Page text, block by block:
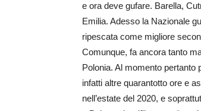
e ora deve gufare. Barella,
Emilia. Adesso la Nazionale
ripescata come migliore
Comunque, fa ancora tanto
Polonia. Al momento pertanto
infatti altre quarantotto ore e
nell’estate del 2020, e